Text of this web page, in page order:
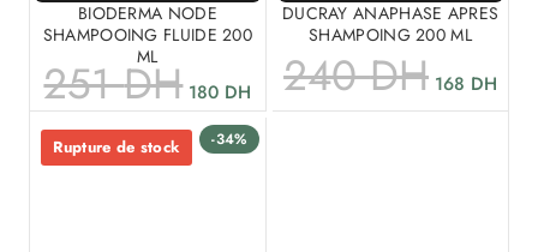
BIODERMA NODE
SHAMPOOING FLUIDE 200
ML
251DH 180 DH
DUCRAY ANAPHASE APRES
SHAMPOING 200 ML
240DH 168 DH
-34%
Rupture de stock